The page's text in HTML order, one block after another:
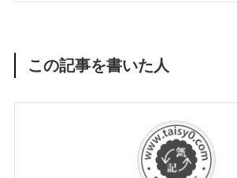
この記事を書いた人